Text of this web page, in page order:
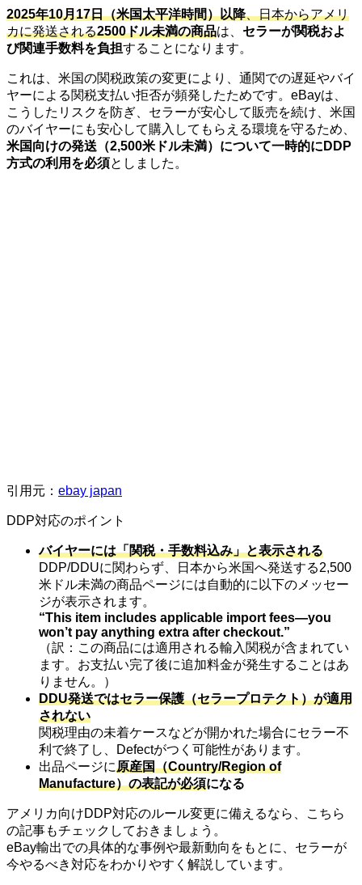
2025年10月17日（米国太平洋時間）以降、日本からアメリ
カに発送される2500ドル未満の商品は、 セラーが関税およ
び関連手数料を負担することになります。
これは、米国の関税政策の変更により、通関での遅延やバイ
ヤーによる関税支払い拒否が頻発したためです。eBayは、
こうしたリスクを防ぎ、セラーが安心して販売を続け、米国
のバイヤーにも安心して購入してもらえる環境を守るため、
米国向けの発送（2,500米ドル未満）について一時的にDDP
方式の利用を必須としました。
引用元： ebay japan
DDP対応のポイント
バイヤーには「関税・手数料込み」と表示される
DDP/DDUに関わらず、日本から米国へ発送する2,500
米ドル未満の商品ページには自動的に以下のメッセー
ジが表示されます。
“This item includes applicable import fees—you
won’t pay anything extra after checkout.”
（訳：この商品には適用される輸入関税が含まれてい
ます。お支払い完了後に追加料金が発生することはあ
りません。）
DDU発送ではセラー保護（セラープロテクト）が適用
されない
関税理由の未着ケースなどが開かれた場合にセラー不
利で終了し、Defectがつく可能性があります。
出品ページに原産国（Country/Region of
Manufacture）の表記が必須になる
アメリカ向けDDP対応のルール変更に備えるなら、こちら
の記事もチェックしておきましょう。
eBay輸出での具体的な事例や最新動向をもとに、セラーが
今やるべき対応をわかりやすく解説しています。